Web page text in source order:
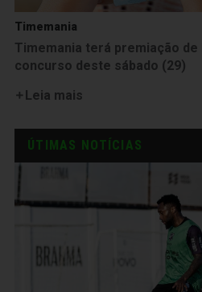
Timemania
Timemania terá premiação de
concurso deste sábado (29)
Leia mais
ÚTIMAS NOTÍCIAS